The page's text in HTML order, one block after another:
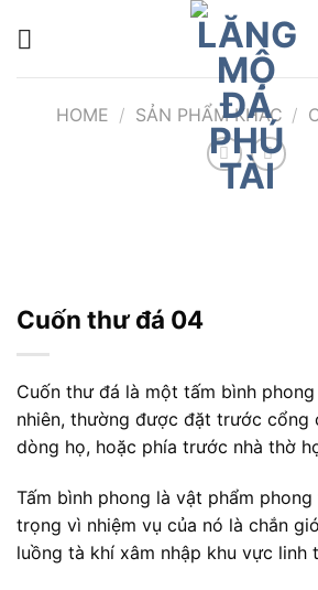
HOME / SẢN PHẨM KHÁC /
Cuốn thư đá 04
Cuốn thư đá là một tấm bình
nhiên, thường được đặt trước cổng
dòng họ, hoặc phía trước nhà thờ
Tấm bình phong là vật phẩm
trọng vì nhiệm vụ của nó là chắn
luồng tà khí xâm nhập khu vực linh